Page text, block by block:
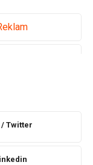
/ Twitter